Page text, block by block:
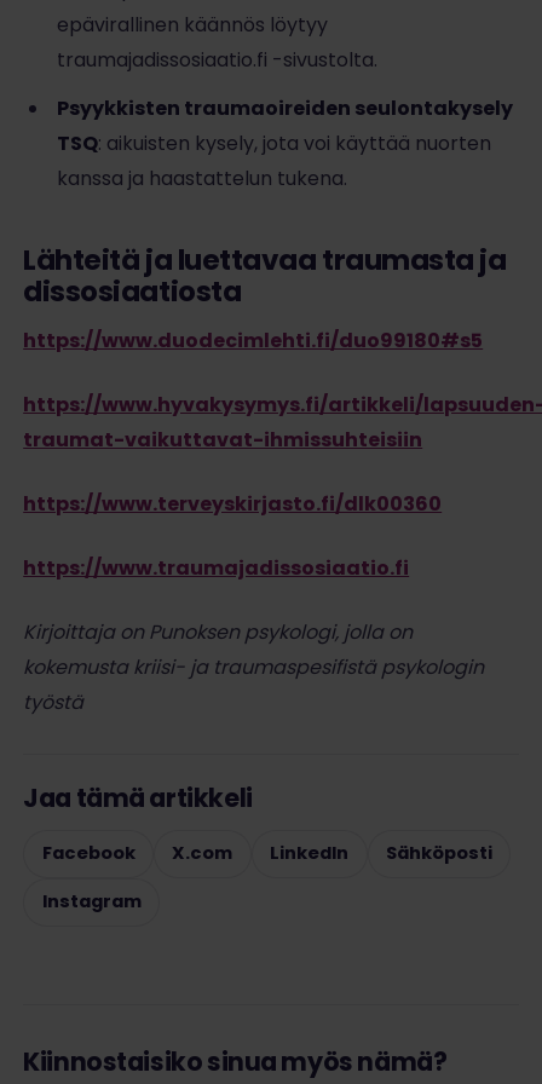
epävirallinen käännös löytyy
traumajadissosiaatio.fi -sivustolta.
Psyykkisten traumaoireiden seulontakysely
TSQ: aikuisten kysely, jota voi käyttää nuorten
kanssa ja haastattelun tukena.
Lähteitä ja luettavaa traumasta ja
dissosiaatiosta
https://www.duodecimlehti.fi/duo99180#s5
https://www.hyvakysymys.fi/artikkeli/
traumat-vaikuttavat-ihmissuhteisiin
https://www.terveyskirjasto.fi/dlk00360
https://www.traumajadissosiaatio.fi
Kirjoittaja on Punoksen psykologi, jolla on
kokemusta kriisi- ja traumaspesifistä psykologin
työstä
Jaa tämä artikkeli
Facebook X.com LinkedIn
Sähköposti
Instagram
Kiinnostaisiko sinua myös nämä?